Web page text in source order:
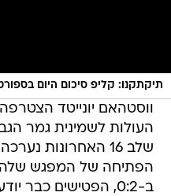
תיקתקנו: קליפ סיכום היום בספורט,
ווסטהאם יונייטד
העולות לשמינית גמר
שלב 16 האחרונות
הפתיחה של המפגש שלה
ב-0:2, הפטישים כבר